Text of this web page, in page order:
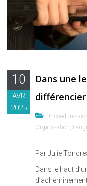
10
AVR
2025
Dans une
différencier
Procédures
Organisation,
Par Julie
Dans le haut